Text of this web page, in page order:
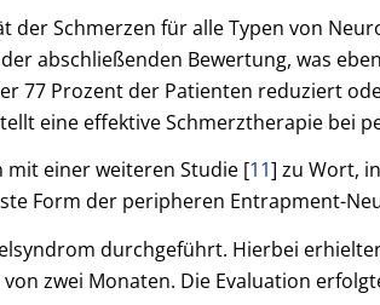
Schmerzen für alle Typen von
abschließenden Bewertung, was
77 Prozent der Patienten reduziert
eine effektive Schmerztherapie bei
mit einer weiteren Studie [11] zu Wort,
Form der peripheren Entrapment-
durchgeführt. Hierbei
zwei Monaten. Die Evaluation